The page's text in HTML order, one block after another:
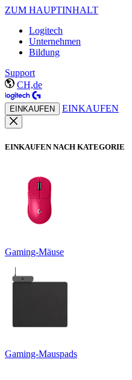
ZUM HAUPTINHALT
Logitech
Unternehmen
Bildung
Support
CH,de
EINKAUFEN EINKAUFEN
EINKAUFEN NACH KATEGORIE
Gaming-Mäuse
Gaming-Mauspads